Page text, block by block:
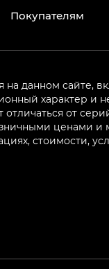
Покупателям
данном сайте,
характер и
от
ценами и
стоимости,